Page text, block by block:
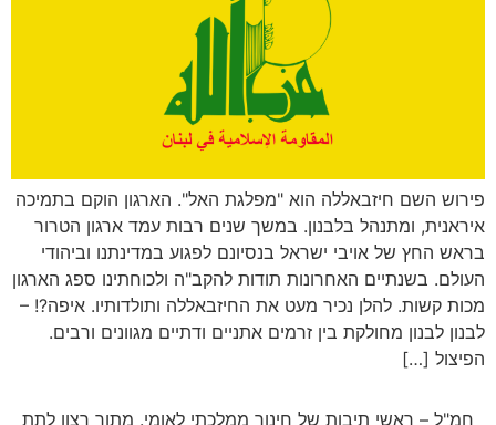
פירוש השם חיזבאללה הוא "מפלגת האל". הארגון הוקם בתמיכה
איראנית, ומתנהל בלבנון. במשך שנים רבות עמד ארגון הטרור
בראש החץ של אויבי ישראל בנסיונם לפגוע במדינתנו וביהודי
העולם. בשנתיים האחרונות תודות להקב"ה ולכוחתינו ספג הארגון
מכות קשות. להלן נכיר מעט את החיזבאללה ותולדותיו. איפה?! –
לבנון לבנון מחולקת בין זרמים אתניים ודתיים מגוונים ורבים.
הפיצול […]
חמ"ל – ראשי תיבות של חינוך ממלכתי לאומי. מתוך רצון לתת